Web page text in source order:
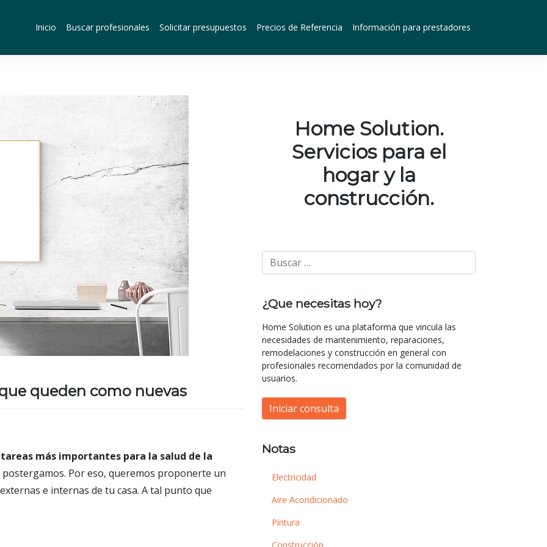
Inicio Buscar profesionales Solicitar presupuestos Precios de Referencia Información para prestadores
queden como nuevas
más importantes para la salud de la
postergamos. Por eso, queremos proponerte un
e internas de tu casa. A tal punto que
Home Solution.
Servicios para el
hogar y la
construcción.
¿Que necesitas hoy?
Home Solution es una plataforma que vincula las
necesidades de mantenimiento, reparaciones,
remodelaciones y construcción en general con
profesionales recomendados por la comunidad de
usuarios.
Iniciar consulta
Notas
Electricidad
Aire Acondicionado
Pintura
Construcción